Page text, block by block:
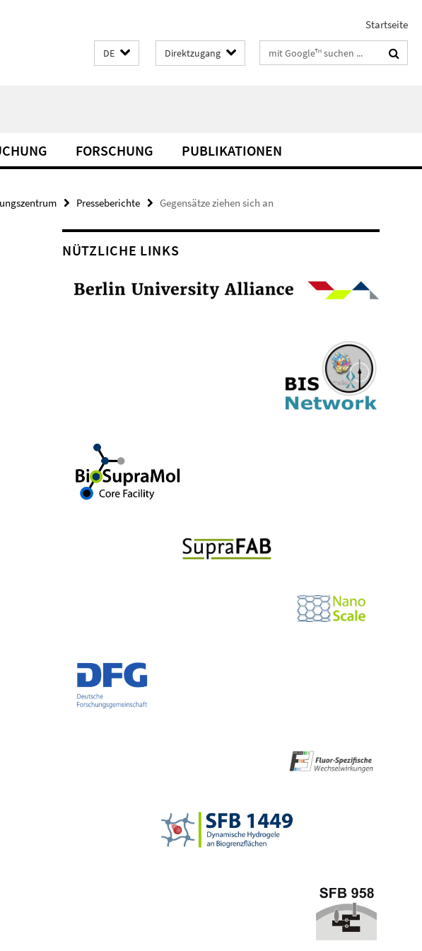
Startseite
DE Direktzugang Suchbegriffe
FORSCHUNG PUBLIKATIONEN
Presseberichte Gegensätze ziehen sich an
NÜTZLICHE LINKS